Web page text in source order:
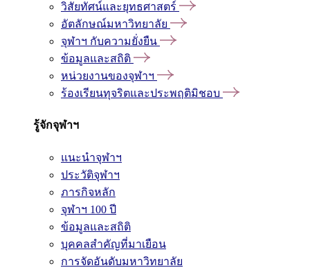
วิสัยทัศน์และยุทธศาสตร์
อัตลักษณ์มหาวิทยาลัย
จุฬาฯ กับความยั่งยืน
ข้อมูลและสถิติ
หน่วยงานของจุฬาฯ
ร้องเรียนทุจริตและประพฤติมิชอบ
รู้จักจุฬาฯ
แนะนำจุฬาฯ
ประวัติจุฬาฯ
ภารกิจหลัก
จุฬาฯ 100 ปี
ข้อมูลและสถิติ
บุคคลสำคัญที่มาเยือน
การจัดอันดับมหาวิทยาลัย